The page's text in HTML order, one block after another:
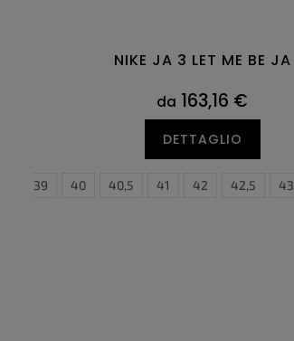
47 47,5
NIKE JA 3 LET ME BE JA
da 163,16 €
DETTAGLIO
39 40 40,5 41 42 42,5 43
38,5